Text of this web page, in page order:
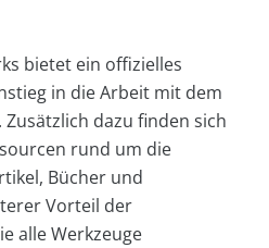
bietet ein offizielles
in die Arbeit mit dem
dazu finden sich
rund um die
Bücher und
Vorteil der
alle Werkzeuge